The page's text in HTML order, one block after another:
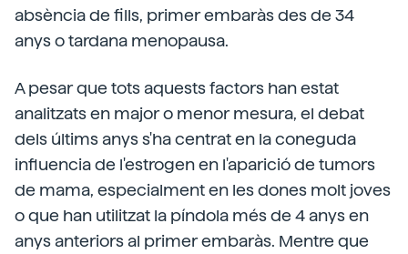
absència de fills, primer embaràs des de 34
anys o tardana menopausa.
A pesar que tots aquests factors han estat
analitzats en major o menor mesura, el debat
dels últims anys s'ha centrat en la coneguda
influencia de l'estrogen en l'aparició de tumors
de mama, especialment en les dones molt joves
o que han utilitzat la píndola més de 4 anys en
anys anteriors al primer embaràs. Mentre que